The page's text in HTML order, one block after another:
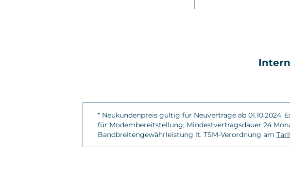
* Neukundenpreis gültig für Neuverträge ab 01.10.2024.
für Modembereitstellung; Mindestvertragsdauer 24
Bandbreitengewährleistung lt. TSM-Verordnung am